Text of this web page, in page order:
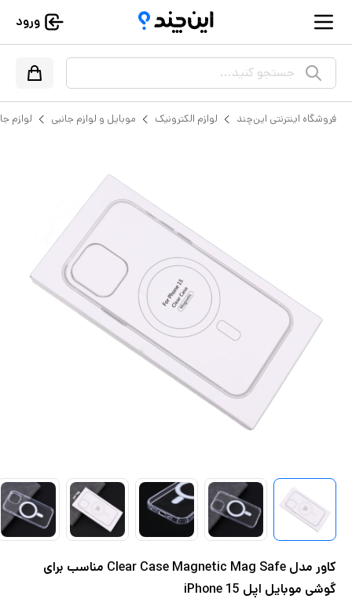
ورود
جستجو کنید...
فروشگاه اینترنتی این‌چند لوازم الکترونیک موبایل و لوازم جانبی لوازم
کاور مدل Clear Case Magnetic Mag Safe مناسب برای
گوشی موبایل اپل iPhone 15